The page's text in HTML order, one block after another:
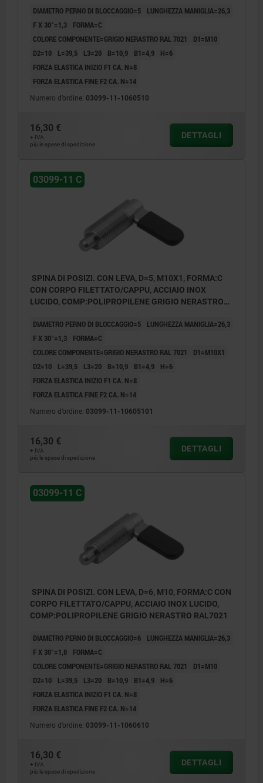
DIAMETRO PERNO DI BLOCCAGGIO=5
LUNGHEZZA MANIGLIA=26,3
F X 30°=1,3
FORMA=C
COLORE COMPONENTE=GRIGIO NERASTRO RAL 7021
D1=M10
D2=10
L=39,5 L3=20 B=10,9 B1=4,9
H=6
FORZA ELASTICA INIZIO F1 CA. N=8
FORZA ELASTICA FINE F2 CA. N=14
Numero d’ordine: 03099-11-1060510
16,30 €
+ IVA
più le spese di spedizione
DETTAGLI
03099-11 C
SPINA DI POSIZI. CON LEVA, D=5, M10X1, FORMA:C
CON CORPO FILETTATO/CAPPU, ACCIAIO INOX
LUCIDO, COMP:POLIPROPILENE GRIGIO NERASTRO
DIAMETRO PERNO DI BLOCCAGGIO=5
LUNGHEZZA MANIGLIA=26,3
F X 30°=1,3
FORMA=C
COLORE COMPONENTE=GRIGIO NERASTRO RAL 7021
D1=M10X1
D2=10
L=39,5 L3=20 B=10,9 B1=4,9
H=6
FORZA ELASTICA INIZIO F1 CA. N=8
FORZA ELASTICA FINE F2 CA. N=14
Numero d’ordine: 03099-11-10605101
16,30 €
+ IVA
più le spese di spedizione
DETTAGLI
03099-11 C
SPINA DI POSIZI. CON LEVA, D=6, M10, FORMA:C CON
CORPO FILETTATO/CAPPU, ACCIAIO INOX LUCIDO,
COMP:POLIPROPILENE GRIGIO NERASTRO RAL7021
DIAMETRO PERNO DI BLOCCAGGIO=6
LUNGHEZZA MANIGLIA=26,3
F X 30°=1,8
FORMA=C
COLORE COMPONENTE=GRIGIO NERASTRO RAL 7021
D1=M10
D2=10
L=39,5 L3=20 B=10,9 B1=4,9
H=6
FORZA ELASTICA INIZIO F1 CA. N=8
FORZA ELASTICA FINE F2 CA. N=14
Numero d’ordine: 03099-11-1060610
16,30 €
+ IVA
più le spese di spedizione
DETTAGLI